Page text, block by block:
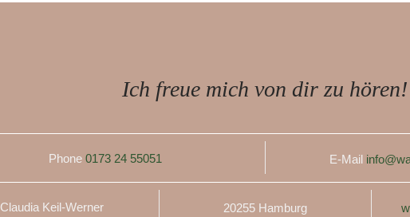
Ich freue mich von dir zu hören!
Phone 0173 24 55051 E-Mail
Claudia Keil-Werner 20255 Hamburg